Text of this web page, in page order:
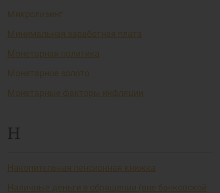
Микролизинг
Минимальная заработная плата
Монетарная политика
Монетарное золото
Монетарные факторы инфляции
Н
Накопительная пенсионная книжка
Наличные деньги в обращении (вне банковской